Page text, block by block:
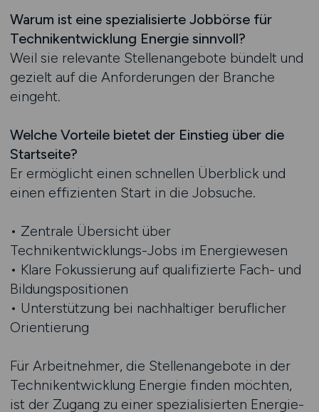
Warum ist eine spezialisierte Jobbörse für
Technikentwicklung Energie sinnvoll?
Weil sie relevante Stellenangebote bündelt und
gezielt auf die Anforderungen der Branche
eingeht.
Welche Vorteile bietet der Einstieg über die
Startseite?
Er ermöglicht einen schnellen Überblick und
einen effizienten Start in die Jobsuche.
• Zentrale Übersicht über
Technikentwicklungs-Jobs im Energiewesen
• Klare Fokussierung auf qualifizierte Fach- und
Bildungspositionen
• Unterstützung bei nachhaltiger beruflicher
Orientierung
Für Arbeitnehmer, die Stellenangebote in der
Technikentwicklung Energie finden möchten,
ist der Zugang zu einer spezialisierten Energie-